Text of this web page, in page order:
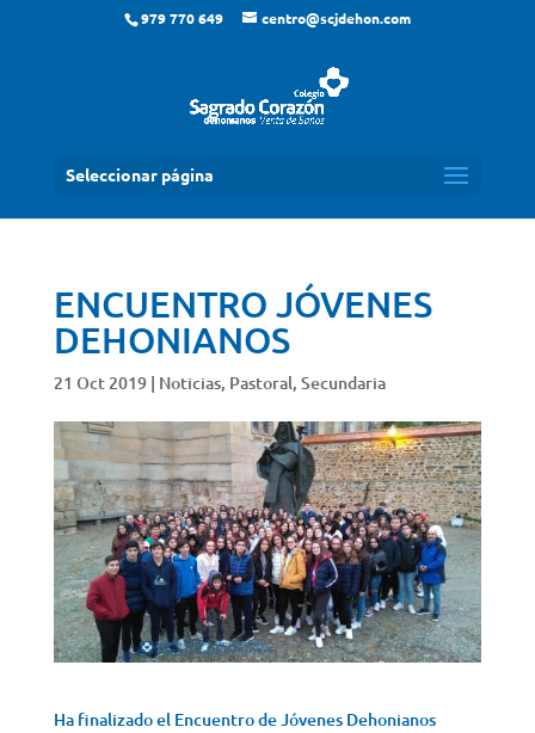
979 770 649 centro@scjdehon.com
Seleccionar página
ENCUENTRO JÓVENES
DEHONIANOS
21 Oct 2019| Noticias, Pastoral, Secundaria
Ha finalizado el Encuentro de Jóvenes Dehonianos